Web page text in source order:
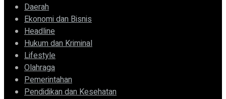
Daerah
Ekonomi dan Bisnis
Headline
Hukum dan Kriminal
Lifestyle
Olahraga
Pemerintahan
Pendidikan dan Kesehatan